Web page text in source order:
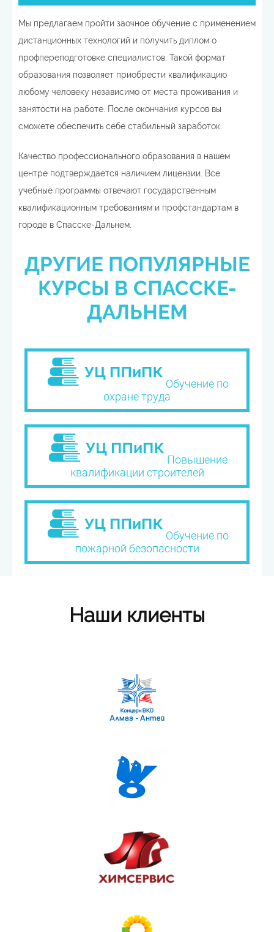
Мы предлагаем пройти заочное обучение с применением
дистанционных технологий и получить диплом о
профпереподготовке специалистов. Такой формат
образования позволяет приобрести квалификацию
любому человеку независимо от места проживания и
занятости на работе. После окончания курсов вы
сможете обеспечить себе стабильный заработок.
Качество профессионального образования в нашем
центре подтверждается наличием лицензии. Все
учебные программы отвечают государственным
квалификационным требованиям и профстандартам в
городе в Спасске-Дальнем.
ДРУГИЕ ПОПУЛЯРНЫЕ
КУРСЫ В СПАССКЕ-
ДАЛЬНЕМ
Обучение по
охране труда
Повышение
квалификации строителей
Обучение по
пожарной безопасности
Наши клиенты